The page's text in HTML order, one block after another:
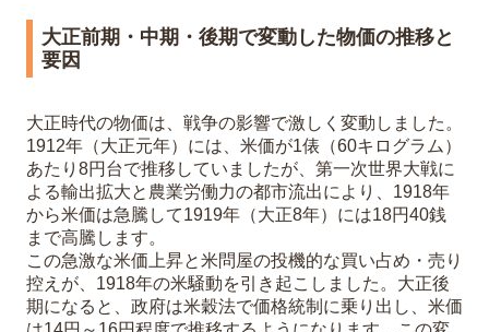
大正前期・中期・後期で変動した物価の推移と
要因
大正時代の物価は、戦争の影響で激しく変動しました。
1912年（大正元年）には、米価が1俵（60キログラム）
あたり8円台で推移していましたが、第一次世界大戦に
よる輸出拡大と農業労働力の都市流出により、1918年
から米価は急騰して1919年（大正8年）には18円40銭
まで高騰します。
この急激な米価上昇と米問屋の投機的な買い占め・売り
控えが、1918年の米騒動を引き起こしました。大正後
期になると、政府は米穀法で価格統制に乗り出し、米価